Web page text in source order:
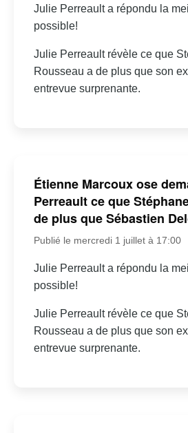
Julie Perreault a répondu la
possible!
Julie Perreault révèle ce que
Rousseau a de plus que son
entrevue surprenante.
Étienne Marcoux ose
Perreault ce que
de plus que Sébastien
Publié le mercredi 1 juillet à 17:00
Julie Perreault a répondu la
possible!
Julie Perreault révèle ce que
Rousseau a de plus que son
entrevue surprenante.